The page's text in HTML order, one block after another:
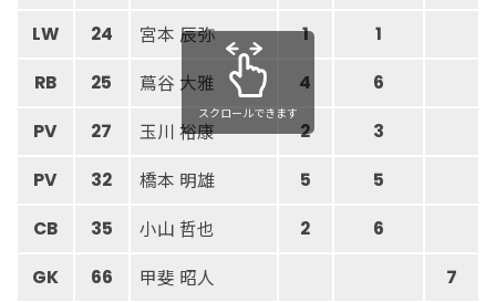
LW 24 宮本 辰弥 1 1
RB 25 蔦谷 大雅 4 6
PV 27 玉川 裕康 2 3
PV 32 橋本 明雄 5 5
CB 35 小山 哲也 2 6
GK 66 甲斐 昭人 7
スクロールできます